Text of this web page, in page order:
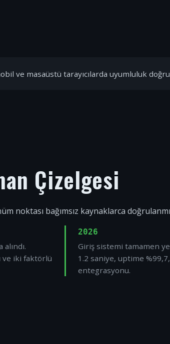
ve masaüstü tarayıcılarda uyumluluk
Çizelgesi
noktası bağımsız kaynaklarca
ve iki faktörlü
2026
Giriş sistemi tamamen
1.2 saniye, uptime
entegrasyonu.